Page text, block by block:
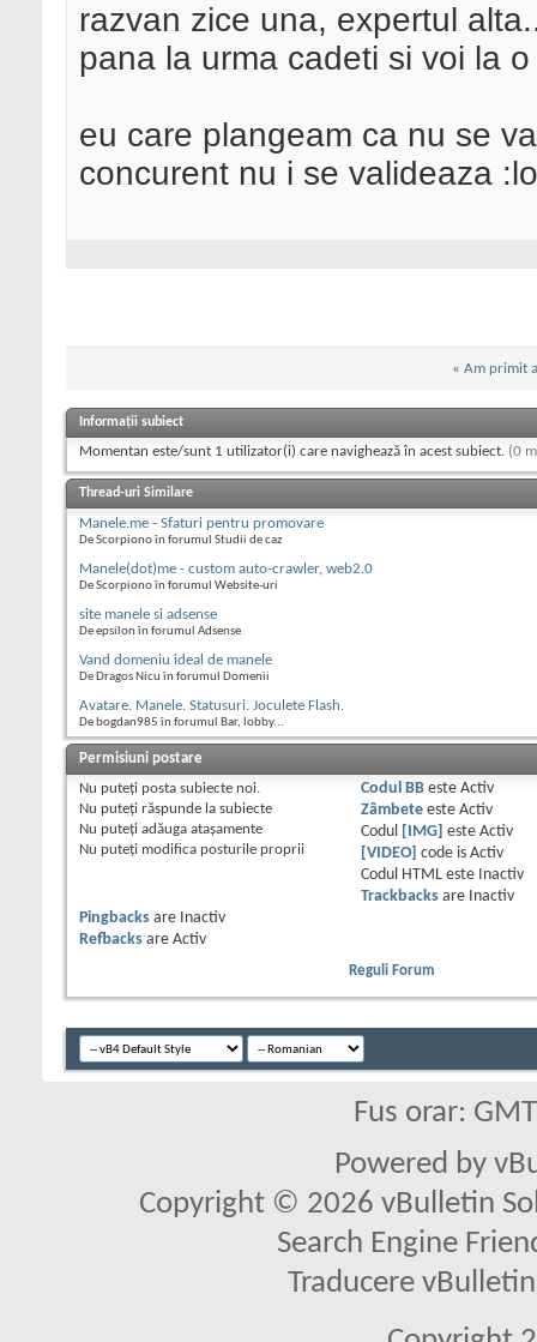
razvan zice una, expertul
pana la urma cadeti si voi la
eu care plangeam ca nu se
concurent nu i se valideaza
« Am primit
Informații subiect
Momentan este/sunt 1 utilizator(i) care navighează în acest subiect. (0
Thread-uri Similare
Manele.me - Sfaturi pentru promovare
De Scorpiono în forumul Studii de caz
Manele(dot)me - custom auto-crawler, web2.0
De Scorpiono în forumul Website-uri
site manele si adsense
De epsilon în forumul Adsense
Vand domeniu ideal de manele
De Dragos Nicu în forumul Domenii
Avatare. Manele. Statusuri. Joculete Flash.
De bogdan985 în forumul Bar, lobby...
Permisiuni postare
Nu puteţi posta subiecte noi.
Nu puteţi răspunde la subiecte
Nu puteţi adăuga ataşamente
Nu puteţi modifica posturile proprii
Codul BBeste Activ
Zâmbeteeste Activ
Codul
[IMG] este Activ
[VIDEO] code is Activ
Codul HTML este
Inactiv
Trackbacksare
Inactiv
Pingbacks are
Inactiv
Refbacks are Activ
Reguli Forum
Fus orar:
Powered by
Copyright © 2026 vBulletin
Search Engine
Traducere